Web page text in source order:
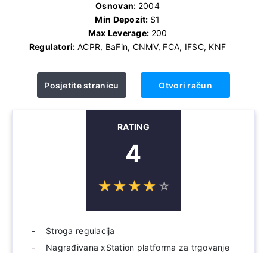
Osnovan: 2004
Min Depozit: $1
Max Leverage: 200
Regulatori:ACPR, BaFin, CNMV, FCA, IFSC, KNF
Posjetite stranicu Otvori račun
RATING
4
☆☆☆☆ ☆
★★★★ ★
Stroga regulacija
Nagrađivana xStation platforma za trgovanje